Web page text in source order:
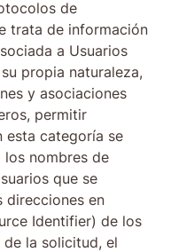
de
trata de información
a Usuarios
propia naturaleza,
y asociaciones
permitir
esta categoría se
los nombres de
que se
direcciones en
Identifier) de los
la solicitud, el